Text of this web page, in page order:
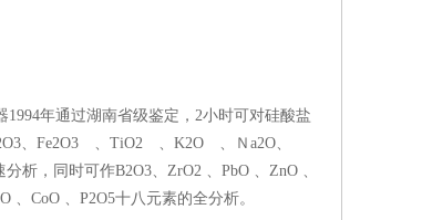
1994年通过湖南省级鉴定，2小时可对硅酸盐
、Fe2O3 、TiO2 、K2O 、Ｎa2O、
析，同时可作B2O3、ZrO2 、PbO 、ZnO 、
、CoO 、P2O5十八元素的全分析。